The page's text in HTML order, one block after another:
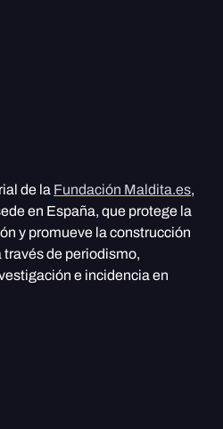
de la Fundación Maldita.es,
en España, que protege la
y promueve la construcción
de periodismo,
e incidencia en